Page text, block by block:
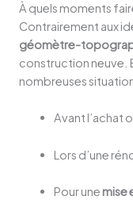
À quels moments
Contrairement aux
géomètre-
construction neuve.
nombreuses
Avant l’achat
Lors d’une
Pour une mise